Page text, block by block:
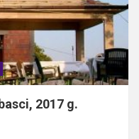
2017 g.